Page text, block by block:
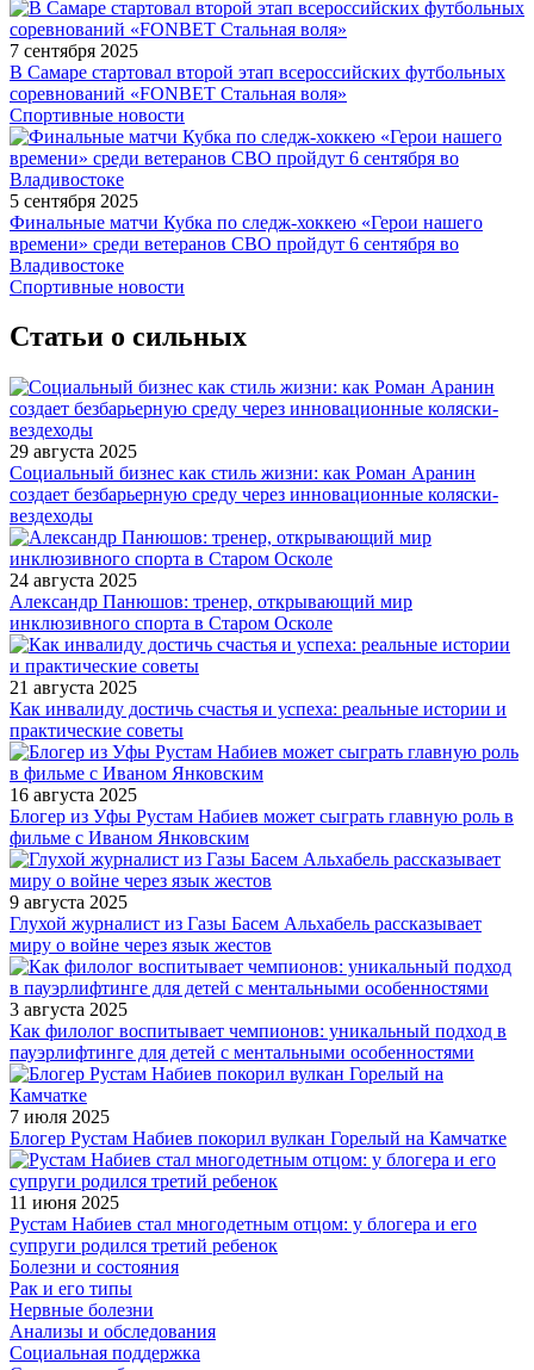
7 сентября 2025
В Самаре стартовал второй этап всероссийских футбольных
соревнований «FONBET Стальная воля»
Спортивные новости
5 сентября 2025
Финальные матчи Кубка по следж-хоккею «Герои нашего
времени» среди ветеранов СВО пройдут 6 сентября во
Владивостоке
Спортивные новости
Статьи о сильных
29 августа 2025
Социальный бизнес как стиль жизни: как Роман Аранин
создает безбарьерную среду через инновационные коляски-
вездеходы
24 августа 2025
Александр Панюшов: тренер, открывающий мир
инклюзивного спорта в Старом Осколе
21 августа 2025
Как инвалиду достичь счастья и успеха: реальные истории и
практические советы
16 августа 2025
Блогер из Уфы Рустам Набиев может сыграть главную роль в
фильме с Иваном Янковским
9 августа 2025
Глухой журналист из Газы Басем Альхабель рассказывает
миру о войне через язык жестов
3 августа 2025
Как филолог воспитывает чемпионов: уникальный подход в
пауэрлифтинге для детей с ментальными особенностями
7 июля 2025
Блогер Рустам Набиев покорил вулкан Горелый на Камчатке
11 июня 2025
Рустам Набиев стал многодетным отцом: у блогера и его
супруги родился третий ребенок
Болезни и состояния
Рак и его типы
Нервные болезни
Анализы и обследования
Социальная поддержка